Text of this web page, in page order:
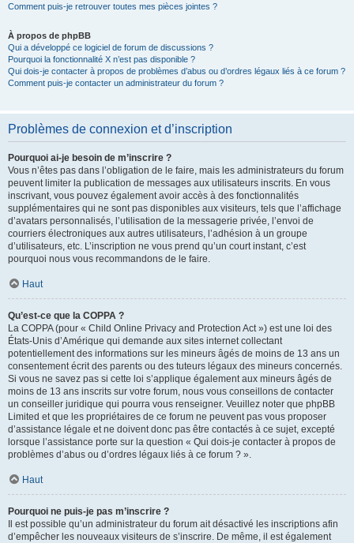
Comment puis-je retrouver toutes mes pièces jointes ?
À propos de phpBB
Qui a développé ce logiciel de forum de discussions ?
Pourquoi la fonctionnalité X n’est pas disponible ?
Qui dois-je contacter à propos de problèmes d’abus ou d’ordres légaux liés à ce forum ?
Comment puis-je contacter un administrateur du forum ?
Problèmes de connexion et d’inscription
Pourquoi ai-je besoin de m’inscrire ?
Vous n’êtes pas dans l’obligation de le faire, mais les administrateurs du forum
peuvent limiter la publication de messages aux utilisateurs inscrits. En vous
inscrivant, vous pouvez également avoir accès à des fonctionnalités
supplémentaires qui ne sont pas disponibles aux visiteurs, tels que l’affichage
d’avatars personnalisés, l’utilisation de la messagerie privée, l’envoi de
courriers électroniques aux autres utilisateurs, l’adhésion à un groupe
d’utilisateurs, etc. L’inscription ne vous prend qu’un court instant, c’est
pourquoi nous vous recommandons de le faire.
Haut
Qu’est-ce que la COPPA ?
La COPPA (pour « Child Online Privacy and Protection Act ») est une loi des
États-Unis d’Amérique qui demande aux sites internet collectant
potentiellement des informations sur les mineurs âgés de moins de 13 ans un
consentement écrit des parents ou des tuteurs légaux des mineurs concernés.
Si vous ne savez pas si cette loi s’applique également aux mineurs âgés de
moins de 13 ans inscrits sur votre forum, nous vous conseillons de contacter
un conseiller juridique qui pourra vous renseigner. Veuillez noter que phpBB
Limited et que les propriétaires de ce forum ne peuvent pas vous proposer
d’assistance légale et ne doivent donc pas être contactés à ce sujet, excepté
lorsque l’assistance porte sur la question « Qui dois-je contacter à propos de
problèmes d’abus ou d’ordres légaux liés à ce forum ? ».
Haut
Pourquoi ne puis-je pas m’inscrire ?
Il est possible qu’un administrateur du forum ait désactivé les inscriptions afin
d’empêcher les nouveaux visiteurs de s’inscrire. De même, il est également